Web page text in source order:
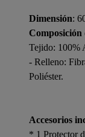
Dimensión:
Tejido: 100%
- Relleno:
Poliéster.
Accesorios
* 1 Protector